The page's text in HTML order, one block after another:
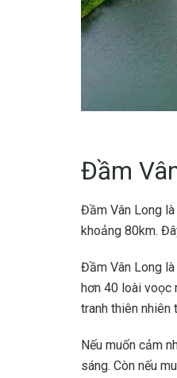
Đầm
Đầm Vân Long
khoảng 80km.
Đầm Vân Long
hơn 40 loài voọc
tranh thiên nhiên
Nếu muốn cảm
sáng. Còn nếu